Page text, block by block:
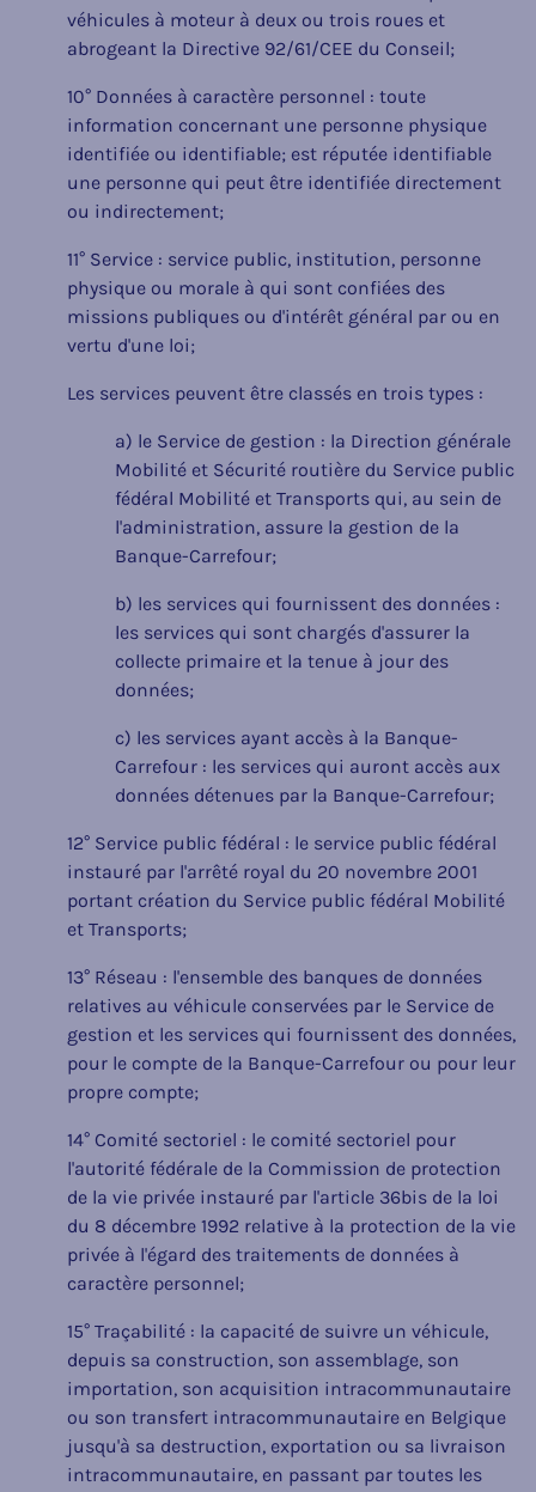
véhicules à moteur à deux ou trois roues et
abrogeant la Directive 92/61/CEE du Conseil;
10° Données à caractère personnel : toute
information concernant une personne physique
identifiée ou identifiable; est réputée identifiable
une personne qui peut être identifiée directement
ou indirectement;
11° Service : service public, institution, personne
physique ou morale à qui sont confiées des
missions publiques ou d'intérêt général par ou en
vertu d'une loi;
Les services peuvent être classés en trois types :
a) le Service de gestion : la Direction générale
Mobilité et Sécurité routière du Service public
fédéral Mobilité et Transports qui, au sein de
l'administration, assure la gestion de la
Banque-Carrefour;
b) les services qui fournissent des données :
les services qui sont chargés d'assurer la
collecte primaire et la tenue à jour des
données;
c) les services ayant accès à la Banque-
Carrefour : les services qui auront accès aux
données détenues par la Banque-Carrefour;
12° Service public fédéral : le service public fédéral
instauré par l'arrêté royal du 20 novembre 2001
portant création du Service public fédéral Mobilité
et Transports;
13° Réseau : l'ensemble des banques de données
relatives au véhicule conservées par le Service de
gestion et les services qui fournissent des données,
pour le compte de la Banque-Carrefour ou pour leur
propre compte;
14° Comité sectoriel : le comité sectoriel pour
l'autorité fédérale de la Commission de protection
de la vie privée instauré par l'article 36bis de la loi
du 8 décembre 1992 relative à la protection de la vie
privée à l'égard des traitements de données à
caractère personnel;
15° Traçabilité : la capacité de suivre un véhicule,
depuis sa construction, son assemblage, son
importation, son acquisition intracommunautaire
ou son transfert intracommunautaire en Belgique
jusqu'à sa destruction, exportation ou sa livraison
intracommunautaire, en passant par toutes les